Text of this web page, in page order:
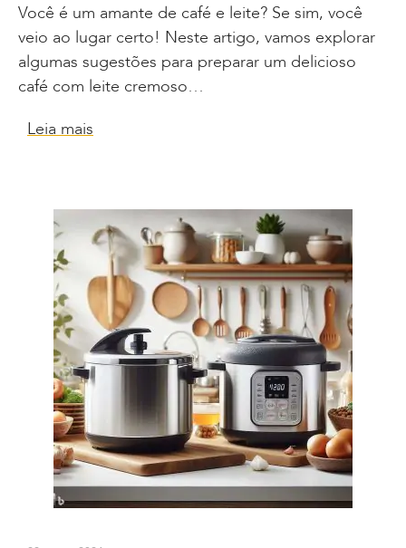
Você é um amante de café e leite? Se sim, você
veio ao lugar certo! Neste artigo, vamos explorar
algumas sugestões para preparar um delicioso
café com leite cremoso…
Leia mais